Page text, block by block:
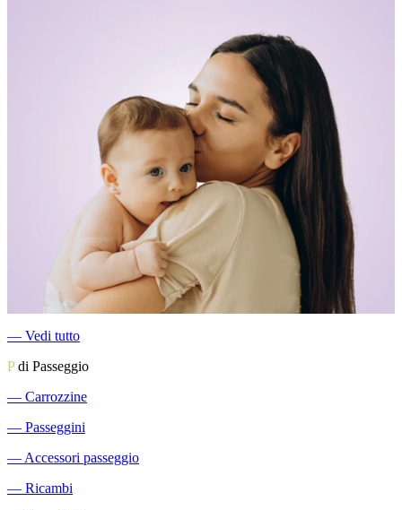
― Vedi tutto
Pdi Passeggio
― Carrozzine
― Passeggini
― Accessori passeggio
― Ricambi